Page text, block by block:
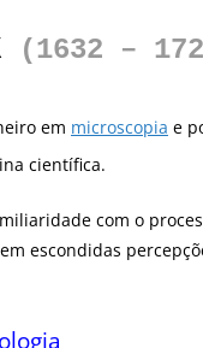
(1632 –
em microscopia e
científica.
com o
escondidas